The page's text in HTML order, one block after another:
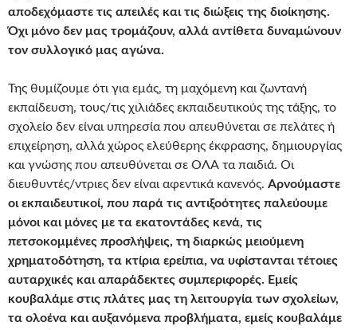
αποδεχόμαστε τις απειλές και τις διώξεις της διοίκησης.
Όχι μόνο δεν μας τρομάζουν, αλλά αντίθετα δυναμώνουν
τον συλλογικό μας αγώνα.
Της θυμίζουμε ότι για εμάς, τη μαχόμενη και ζωντανή
εκπαίδευση, τους/τις χιλιάδες εκπαιδευτικούς της τάξης, το
σχολείο δεν είναι υπηρεσία που απευθύνεται σε πελάτες ή
επιχείρηση, αλλά χώρος ελεύθερης έκφρασης, δημιουργίας
και γνώσης που απευθύνεται σε ΟΛΑ τα παιδιά. Οι
διευθυντές/ντριες δεν είναι αφεντικά κανενός. Αρνούμαστε
οι εκπαιδευτικοί, που παρά τις αντιξοότητες παλεύουμε
μόνοι και μόνες με τα εκατοντάδες κενά, τις
πετσοκομμένες προσλήψεις, τη διαρκώς μειούμενη
χρηματοδότηση, τα κτίρια ερείπια, να υφίστανται τέτοιες
αυταρχικές και απαράδεκτες συμπεριφορές. Εμείς
κουβαλάμε στις πλάτες μας τη λειτουργία των σχολείων,
τα ολοένα και αυξανόμενα προβλήματα, εμείς κουβαλάμε